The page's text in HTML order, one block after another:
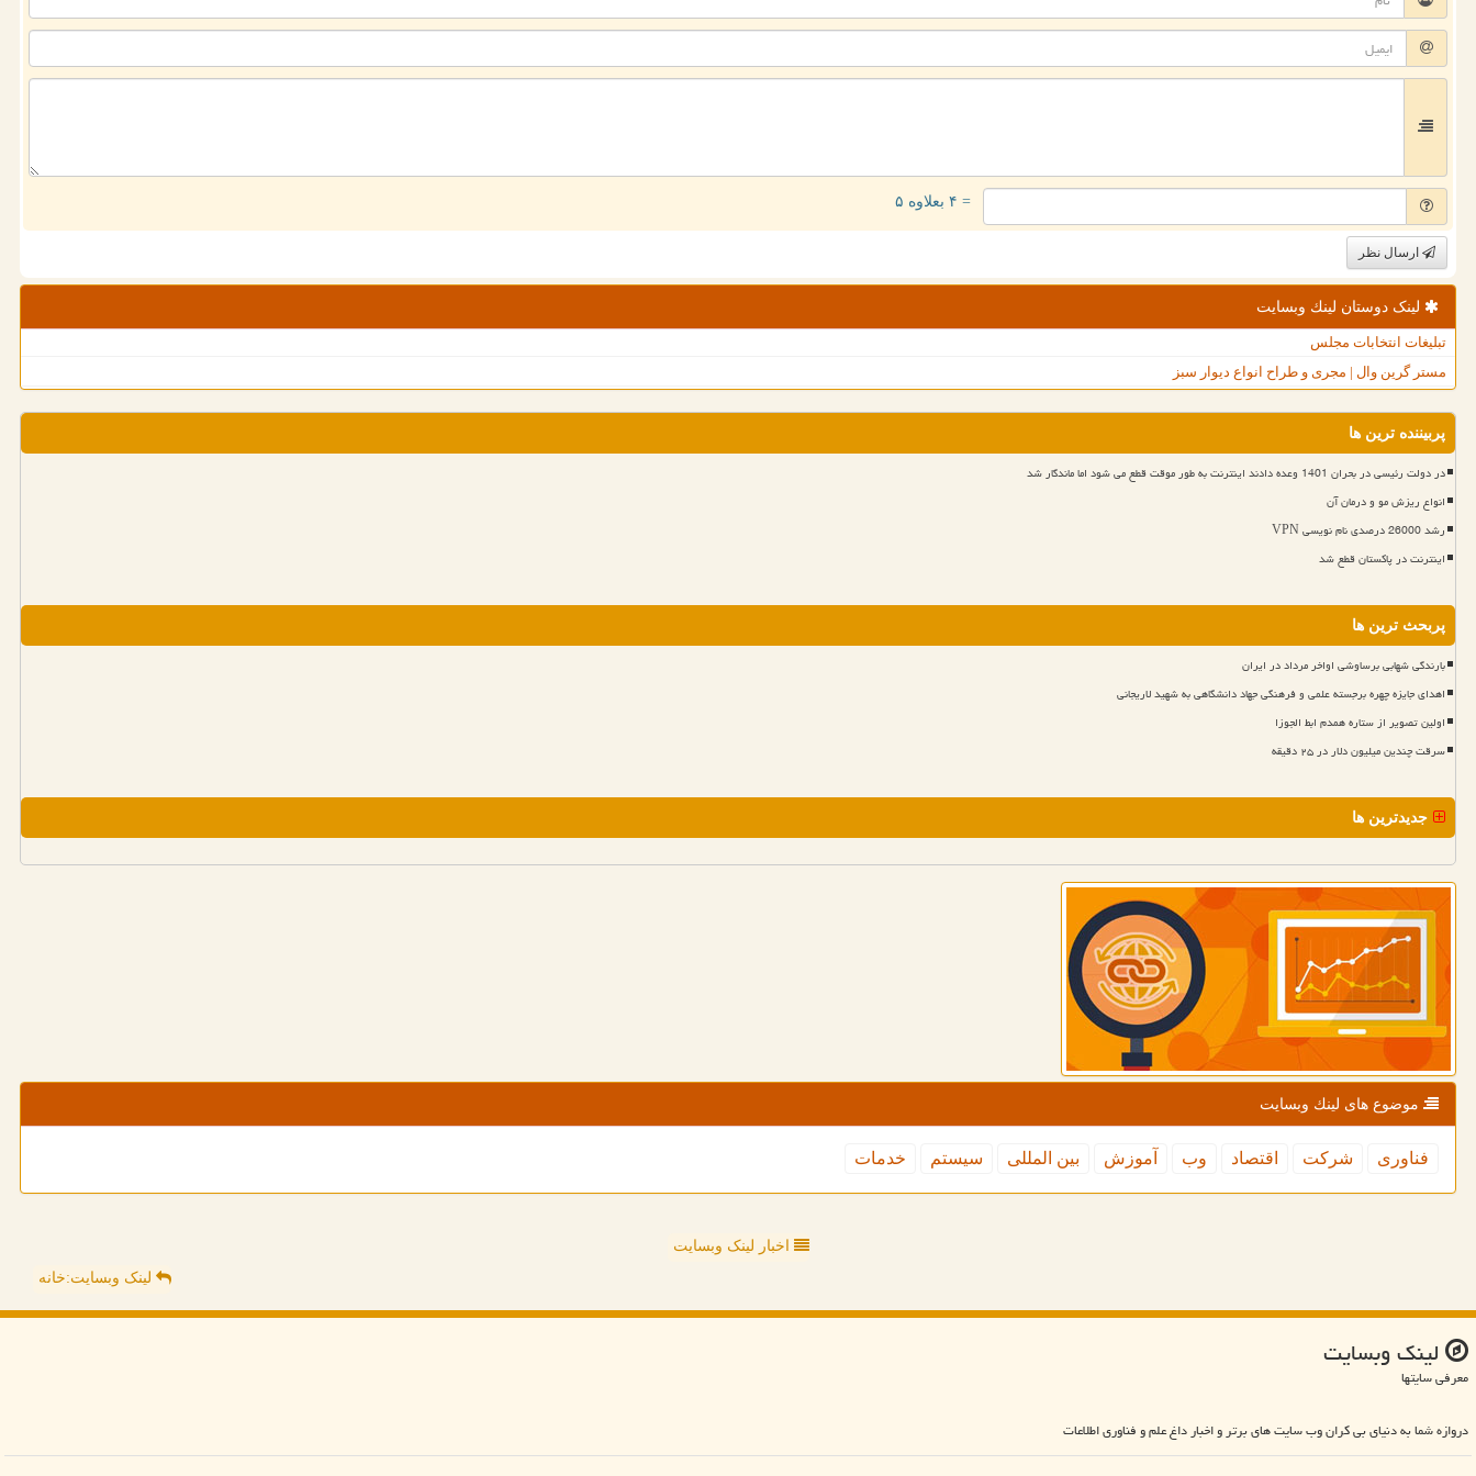
= ۴ بعلاوه ۵
ارسال نظر
لینک دوستان لینك وبسایت
تبلیغات انتخابات مجلس
مستر گرین وال | مجری و طراح انواع دیوار سبز
پربیننده ترین ها
در دولت رئیسی در بحران 1401 وعده دادند اینترنت به طور موقت قطع می شود اما ماندگار شد
انواع ریزش مو و درمان آن
رشد 26000 درصدی نام نویسی VPN
اینترنت در پاکستان قطع شد
پربحث ترین ها
بارندگی شهابی برساوشی اواخر مرداد در ایران
اهدای جایزه چهره برجسته علمی و فرهنگی جهاد دانشگاهی به شهید لاریجانی
اولین تصویر از ستاره همدم ابط الجوزا
سرقت چندین میلیون دلار در ۲۵ دقیقه
جدیدترین ها
موضوع های لینك وبسایت
فناوری شركت اقتصاد وب آموزش بین المللی سیستم خدمات
اخبار لینک وبسایت
لینک وبسایت:خانه
لینك وبسایت
معرفی سایتها
دروازه شما به دنیای بی کران وب سایت های برتر و اخبار داغ علم و فناوری اطلاعات